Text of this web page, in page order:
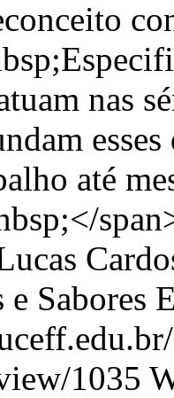
nas
até
e Sabores
1035